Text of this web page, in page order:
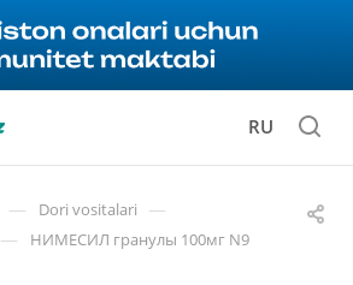
RU
— Dori vositalari —
— НИМЕСИЛ гранулы 100мг N9